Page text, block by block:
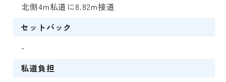
北側4m私道に8.82m接道
セットバック
-
私道負担